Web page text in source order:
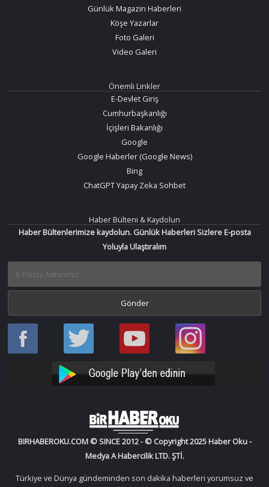
Günlük Magazin Haberleri
Köşe Yazarlar
Foto Galeri
Video Galeri
Önemli Linkler
E-Devlet Giriş
Cumhurbaşkanlığı
İçişleri Bakanlığı
Google
Google Haberler (Google News)
Bing
ChatGPT Yapay Zeka Sohbet
Haber Bülteni & Kaydolun
Haber Bültenlerimize kaydolun. Günlük Haberleri Sizlere E-posta
Yoluyla Ulaştıralım
Haber
Oku
Haber
Oku
Bir
Haber
YouTube
Bir
Haber
Instagram
BIRHABEROKU.COM © SINCE 2012 - © Copyright 2025 Haber Oku -
Medya A Habercilik LTD. ŞTİ.
Türkiye ve Dünya gündeminden son dakika haberleri yorumsuz ve